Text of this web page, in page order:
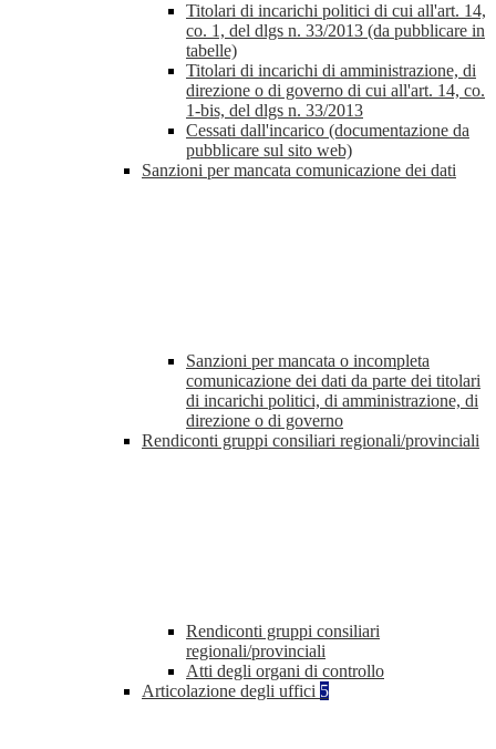
Titolari di incarichi politici di cui all'art. 14,
co. 1, del dlgs n. 33/2013 (da pubblicare in
tabelle)
Titolari di incarichi di amministrazione, di
direzione o di governo di cui all'art. 14, co.
1-bis, del dlgs n. 33/2013
Cessati dall'incarico (documentazione da
pubblicare sul sito web)
Sanzioni per mancata comunicazione dei dati
Sanzioni per mancata o incompleta
comunicazione dei dati da parte dei titolari
di incarichi politici, di amministrazione, di
direzione o di governo
Rendiconti gruppi consiliari regionali/provinciali
Rendiconti gruppi consiliari
regionali/provinciali
Atti degli organi di controllo
Articolazione degli uffici 5